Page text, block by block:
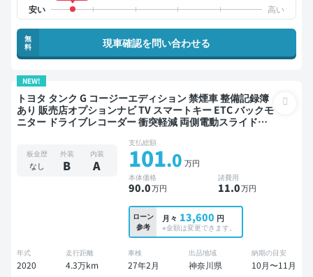
無
料
現車確認を問い合わせる
NEW!
トヨタ タンク G コージーエディション 禁煙車 整備記録簿
あり 販売店オプションナビ TV スマートキー ETC バックモ
ニター ドライブレコーダー 衝突軽減 両側電動スライドド
板金歴
なし
外装
B
内装
A
支払総額
101.0 万円
本体価格
90.0万円
諸費用
11.0万円
ローン
参考
月々 13,600 円
※金額は変更できます。
年式
2020
走行距離
4.3万km
車検
27年2月
出品地域
神奈川県
納期の目安
10月〜11月